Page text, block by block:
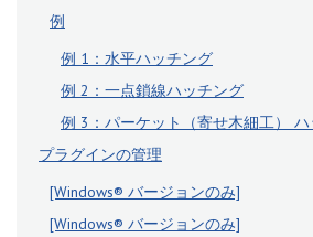
例
例 1：水平ハッチング
例 2：一点鎖線ハッチング
例 3：パーケット（寄せ木細工）
プラグインの管理
[Windows® バージョンのみ]
[Windows® バージョンのみ]